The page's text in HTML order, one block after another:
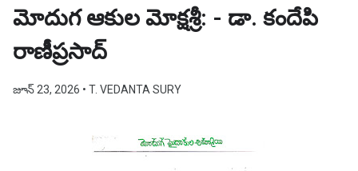
మోదుగ ఆకుల మోక్షశ్రీ: - డా. కందేపి
రాణీప్రసాద్
జూన్ 23, 2026 • T. VEDANTA SURY